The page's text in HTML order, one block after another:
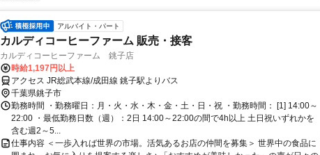
アルバイト・パート
カルディコーヒーファーム 販売・接客
カルディコーヒーファーム 銚子店
時給1,197円以上
アクセス JR総武本線/成田線 銚子駅よりバス
千葉県銚子市
勤務時間 ・勤務曜日：月・火・水・木・金・土・日・祝 ・勤務時間： [1] 14:00～
22:00 ・最低勤務日数（週）：2日 14:00～22:00の間で4h以上 土日祝いずれかを
含む週2～5...
仕事内容 ＜一歩入れば世界の市場。活気あるお店の仲間を募集＞ 世界中の食品に